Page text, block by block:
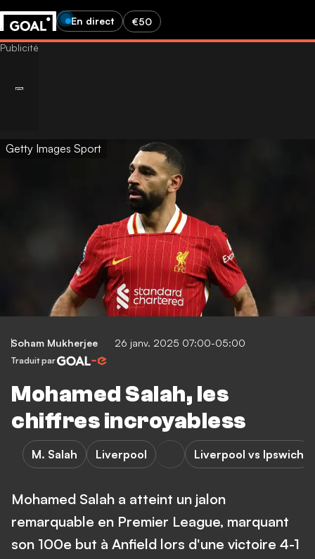
En direct €50
Getty Images Sport
Soham Mukherjee 26 janv. 2025 07:00-05:00
Traduit par
Mohamed Salah, les
chiffres incroyabless
M. Salah Liverpool Liverpool vs Ipswich
Mohamed Salah a atteint un jalon
remarquable en Premier League, marquant
son 100e but à Anfield lors d'une victoire 4-1